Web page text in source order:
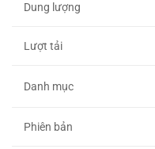
Dung lượng
Lượt tải
Danh mục
Phiên bản